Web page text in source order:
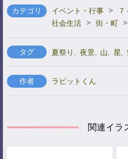
カテゴリ イベント・行事 >
社会生活 > 街・町 >
タグ 夏祭り , 夜景, 山, 星,
作者 ラビットくん
関連イラ